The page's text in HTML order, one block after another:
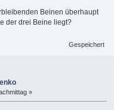
Beinen überhaupt
der drei Beine liegt?
Gespeichert
»